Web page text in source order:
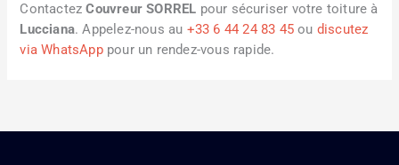
ContactezCouvreur SORREL pour sécuriser votre toiture à
Lucciana. Appelez-nous au +33 6 44 24 83 45 ou discutez
via WhatsApppour un rendez-vous rapide.